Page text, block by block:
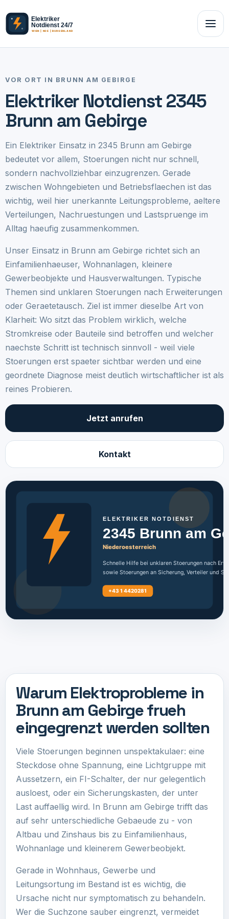
VOR ORT IN BRUNN AM GEBIRGE
Elektriker Notdienst 2345
Brunn am Gebirge
Ein Elektriker Einsatz in 2345 Brunn am Gebirge
bedeutet vor allem, Stoerungen nicht nur schnell,
sondern nachvollziehbar einzugrenzen. Gerade
zwischen Wohngebieten und Betriebsflaechen ist das
wichtig, weil hier unerkannte Leitungsprobleme, aeltere
Verteilungen, Nachruestungen und Lastspruenge im
Alltag haeufig zusammenkommen.
Unser Einsatz in Brunn am Gebirge richtet sich an
Einfamilienhaeuser, Wohnanlagen, kleinere
Gewerbeobjekte und Hausverwaltungen. Typische
Themen sind unklaren Stoerungen nach Erweiterungen
oder Geraetetausch. Ziel ist immer dieselbe Art von
Klarheit: Wo sitzt das Problem wirklich, welche
Stromkreise oder Bauteile sind betroffen und welcher
naechste Schritt ist technisch sinnvoll - weil viele
Stoerungen erst spaeter sichtbar werden und eine
geordnete Diagnose meist deutlich wirtschaftlicher ist als
reines Probieren.
Jetzt anrufen
Kontakt
Warum Elektroprobleme in
Brunn am Gebirge frueh
eingegrenzt werden sollten
Viele Stoerungen beginnen unspektakulaer: eine
Steckdose ohne Spannung, eine Lichtgruppe mit
Aussetzern, ein FI-Schalter, der nur gelegentlich
ausloest, oder ein Sicherungskasten, der unter
Last auffaellig wird. In Brunn am Gebirge trifft das
auf sehr unterschiedliche Gebaeude zu - von
Altbau und Zinshaus bis zu Einfamilienhaus,
Wohnanlage und kleinerem Gewerbeobjekt.
Gerade in Wohnhaus, Gewerbe und
Leitungsortung im Bestand ist es wichtig, die
Ursache nicht nur symptomatisch zu behandeln.
Wer die Suchzone sauber eingrenzt, vermeidet